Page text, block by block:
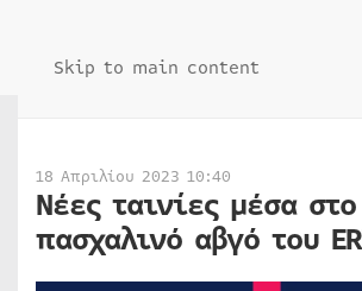
Skip to main content
18 Απριλίου 2023 10:40
Νέες ταινίες μέσα στο
πασχαλινό αβγό του